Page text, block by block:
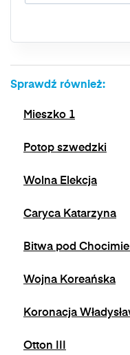
bez wpływu na
jest możliwe
naciśniecie
Sprawdź również:
Mieszko 1
Potop szwedzki
Wolna Elekcja
Caryca Katarzyna
Bitwa pod
Wojna Koreańska
Koronacja
Otton III